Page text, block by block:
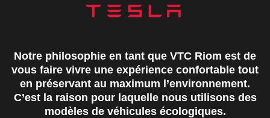
Notre philosophie en tant que VTC Riom est de
vous faire vivre une expérience confortable tout
en préservant au maximum l’environnement.
C’est la raison pour laquelle nous utilisons des
modèles de véhicules écologiques.